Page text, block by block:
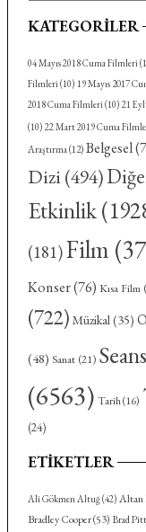
KATEGORILER
04 Mayıs 2018 Cuma Filmleri
Filmleri(10) 19 Mayıs 2017
2018 Cuma Filmleri(10) 21
(10) 22 Mart 2019 Cuma
Araştırma(12) Belgesel
Dizi(494)
Etkinlik
(181)Film
Konser(76) Kısa Film
(722) Müzikal(35)
(48) Sanat(21) Seans
(6563) Tarih(16)
(24)
ETIKETLER
Ali Gökmen Altuğ(42) Altan
Bradley Cooper(53) Brad Pitt